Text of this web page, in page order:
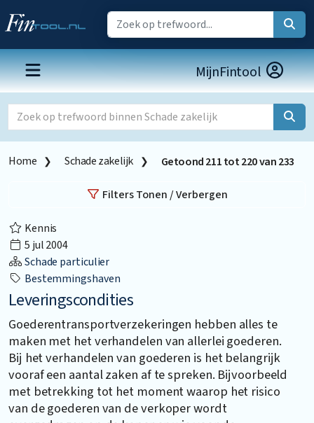
MijnFintool
Home Schade zakelijk Getoond211tot220van233
Filters Tonen / Verbergen
Kennis
5 jul 2004
Schade particulier
Bestemmingshaven
Leveringscondities
Goederentransportverzekeringen hebben alles te
maken met het verhandelen van allerlei goederen.
Bij het verhandelen van goederen is het belangrijk
vooraf een aantal zaken af te spreken. Bijvoorbeeld
met betrekking tot het moment waarop het risico
van de goederen van de verkoper wordt